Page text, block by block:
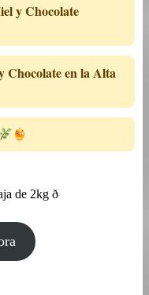
y Chocolate
Chocolate en la Alta